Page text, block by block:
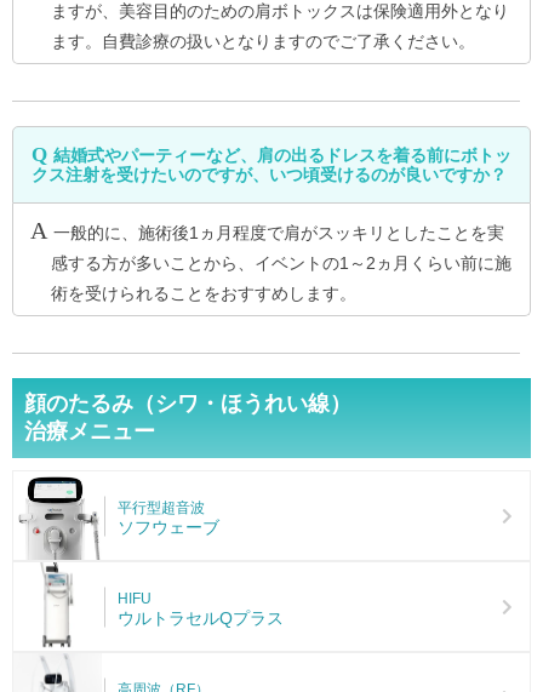
ますが、美容目的のための肩ボトックスは保険適用外となり
ます。自費診療の扱いとなりますのでご了承ください。
結婚式やパーティーなど、肩の出るドレスを着る前にボトッ
クス注射を受けたいのですが、いつ頃受けるのが良いですか？
一般的に、施術後1ヵ月程度で肩がスッキリとしたことを実
感する方が多いことから、イベントの1～2ヵ月くらい前に施
術を受けられることをおすすめします。
顔のたるみ（シワ・ほうれい線）
治療メニュー
平行型超音波
ソフウェーブ
HIFU
ウルトラセルQプラス